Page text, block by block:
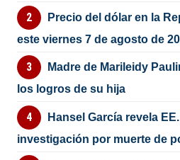
Precio del dólar en la
este viernes 7 de agosto de
Madre de Marileidy
los logros de su hija
Hansel García revela
investigación por muerte de